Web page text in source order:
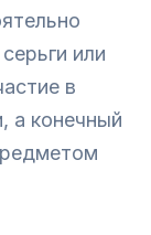
или
в
а конечный